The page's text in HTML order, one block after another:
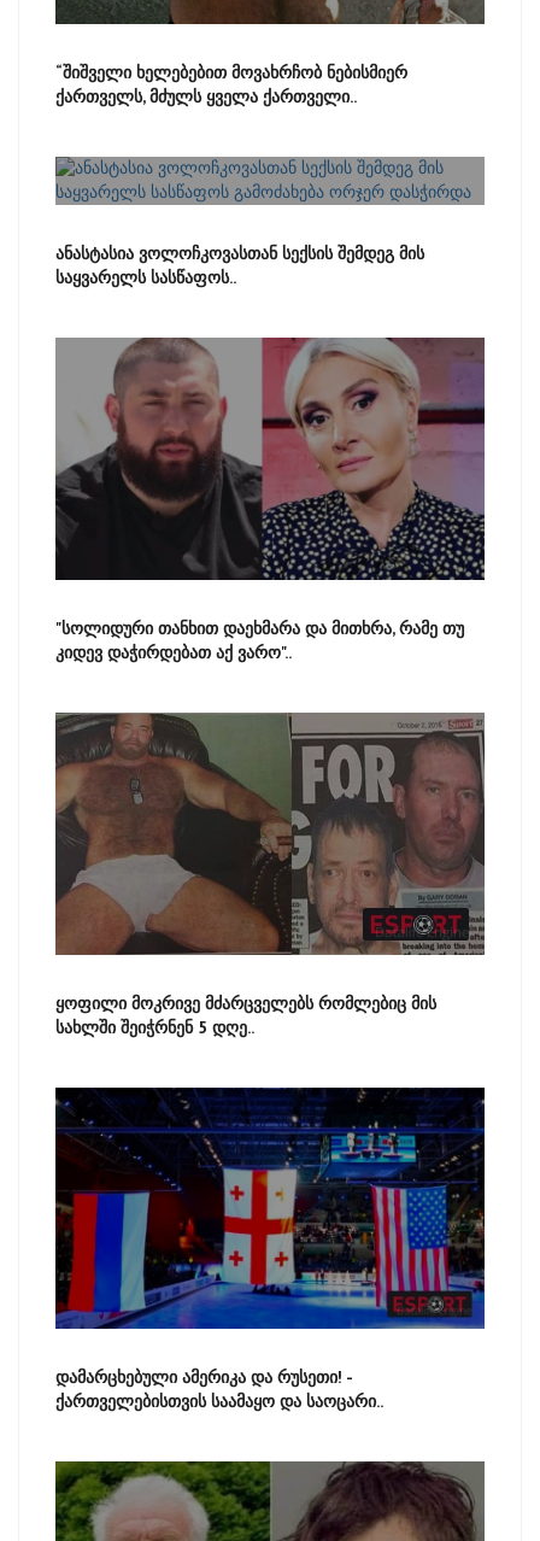
“შიშველი ხელებებით მოვახრჩობ ნებისმიერ
ქართველს, მძულს ყველა ქართველი..
ანასტასია ვოლოჩკოვასთან სექსის შემდეგ მის
საყვარელს სასწაფოს..
"სოლიდური თანხით დაეხმარა და მითხრა, რამე თუ
კიდევ დაჭირდებათ აქ ვარო"..
ყოფილი მოკრივე მძარცველებს რომლებიც მის
სახლში შეიჭრნენ 5 დღე..
დამარცხებული ამერიკა და რუსეთი! -
ქართველებისთვის საამაყო და საოცარი..